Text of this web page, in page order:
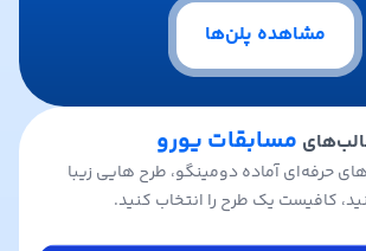
مشاهده پلن‌ها
مسابقات یورو
حرفه‌ای آماده دومینگو، طرح هایی زیبا
کافیست یک طرح را انتخاب کنید.